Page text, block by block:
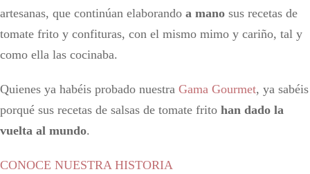
artesanas, que continúan elaborando a mano sus recetas de
tomate frito y confituras, con el mismo mimo y cariño, tal y
como ella las cocinaba.
Quienes ya habéis probado nuestra Gama Gourmet, ya sabéis
porqué sus recetas de salsas de tomate frito han dado la
vuelta al mundo.
CONOCE NUESTRA HISTORIA